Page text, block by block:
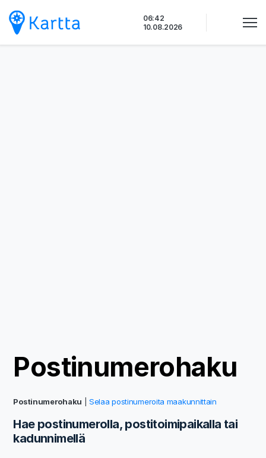
sisältöön
06:42
10.08.2026
Postinumerohaku
Postinumerohaku |Selaa postinumeroita maakunnittain
Hae postinumerolla, postitoimipaikalla tai
kadunnimellä